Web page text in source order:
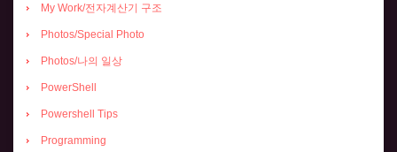
My Work/전자계산기 구조
Photos/Special Photo
Photos/나의 일상
PowerShell
Powershell Tips
Programming